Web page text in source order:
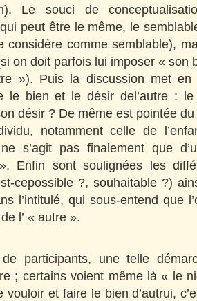
Le souci de
peut être le même, le
considère comme semblable),
on doit parfois lui imposer « son
»). Puis la discussion met en
le bien et le désir del’autre :
désir ? De même est pointée
notamment celle de
ne s’agit pas finalement que
». Enfin sont soulignées les
cepossible ?, souhaitable ?)
l’intitulé, qui sous-entend que
l’ « autre ».
participants, une telle
; certains voient même là « le
vouloir et faire le bien d’autrui,